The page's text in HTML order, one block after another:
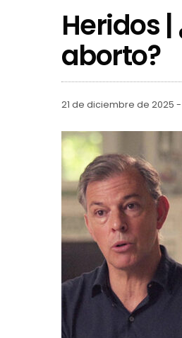
Heridos
aborto?
21 de diciembre de 2025 -